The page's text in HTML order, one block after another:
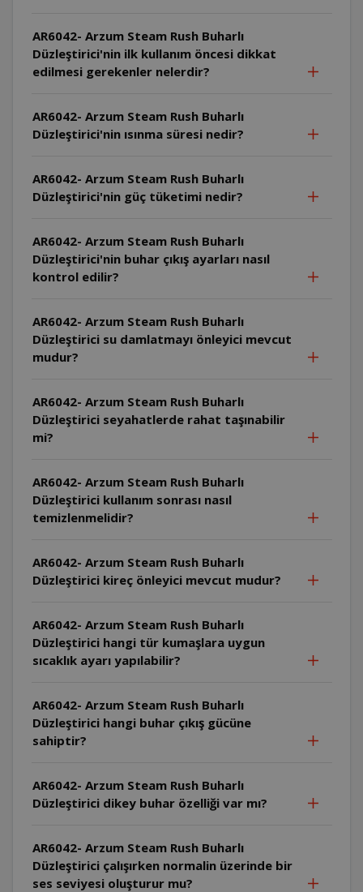
AR6042- Arzum Steam Rush Buharlı
Düzleştirici'nin ilk kullanım öncesi dikkat
edilmesi gerekenler nelerdir?
AR6042- Arzum Steam Rush Buharlı
Düzleştirici'nin ısınma süresi nedir?
AR6042- Arzum Steam Rush Buharlı
Düzleştirici'nin güç tüketimi nedir?
AR6042- Arzum Steam Rush Buharlı
Düzleştirici'nin buhar çıkış ayarları nasıl
kontrol edilir?
AR6042- Arzum Steam Rush Buharlı
Düzleştirici su damlatmayı önleyici mevcut
mudur?
AR6042- Arzum Steam Rush Buharlı
Düzleştirici seyahatlerde rahat taşınabilir
mi?
AR6042- Arzum Steam Rush Buharlı
Düzleştirici kullanım sonrası nasıl
temizlenmelidir?
AR6042- Arzum Steam Rush Buharlı
Düzleştirici kireç önleyici mevcut mudur?
AR6042- Arzum Steam Rush Buharlı
Düzleştirici hangi tür kumaşlara uygun
sıcaklık ayarı yapılabilir?
AR6042- Arzum Steam Rush Buharlı
Düzleştirici hangi buhar çıkış gücüne
sahiptir?
AR6042- Arzum Steam Rush Buharlı
Düzleştirici dikey buhar özelliği var mı?
AR6042- Arzum Steam Rush Buharlı
Düzleştirici çalışırken normalin üzerinde bir
ses seviyesi oluşturur mu?